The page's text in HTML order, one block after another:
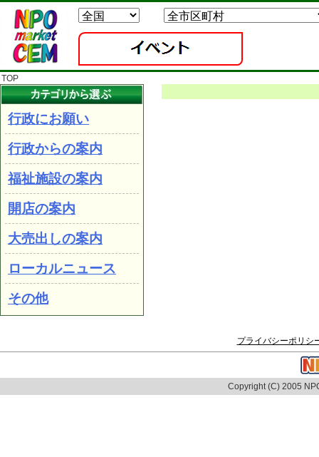
TOP
行政にお願い
行政からの案内
福祉施設の案内
開店の案内
大売出しの案内
ローカルニュース
その他
プライバシーポリシ
Copyright (C) 2005